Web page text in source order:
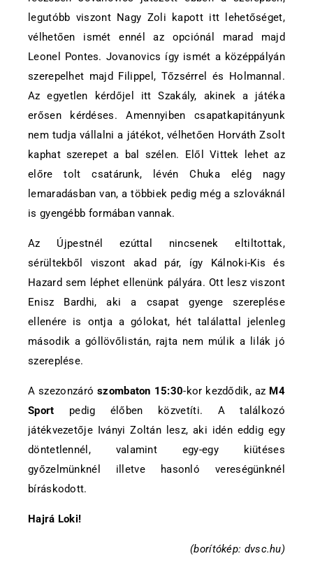
legutóbb viszont Nagy Zoli kapott itt lehetőséget,
vélhetően ismét ennél az opciónál marad majd
Leonel Pontes. Jovanovics így ismét a középpályán
szerepelhet majd Filippel, Tőzsérrel és Holmannal.
Az egyetlen kérdőjel itt Szakály, akinek a játéka
erősen kérdéses. Amennyiben csapatkapitányunk
nem tudja vállalni a játékot, vélhetően Horváth Zsolt
kaphat szerepet a bal szélen. Elől Vittek lehet az
előre tolt csatárunk, lévén Chuka elég nagy
lemaradásban van, a többiek pedig még a szlováknál
is gyengébb formában vannak.
Az Újpestnél ezúttal nincsenek eltiltottak,
sérültekből viszont akad pár, így Kálnoki-Kis és
Hazard sem léphet ellenünk pályára. Ott lesz viszont
Enisz Bardhi, aki a csapat gyenge szereplése
ellenére is ontja a gólokat, hét találattal jelenleg
második a góllövőlistán, rajta nem múlik a lilák jó
szereplése.
A szezonzárószombaton 15:30-kor kezdődik, az M4
Sport pedig élőben közvetíti. A találkozó
játékvezetője Iványi Zoltán lesz, aki idén eddig egy
döntetlennél, valamint egy-egy kiütéses
győzelmünknél illetve hasonló vereségünknél
bíráskodott.
Hajrá Loki!
(borítókép: dvsc.hu)